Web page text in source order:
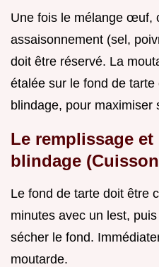
Une fois le mélange œuf,
assaisonnement (sel,
doit être réservé. La
étalée sur le fond de
blindage, pour maximiser
Le remplissage
blindage
Le fond de tarte doit être
minutes avec un lest, puis
sécher le fond.
moutarde.